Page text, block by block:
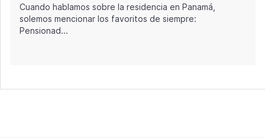
Cuando hablamos sobre la residencia en Panamá,
solemos mencionar los favoritos de siempre:
Pensionad...